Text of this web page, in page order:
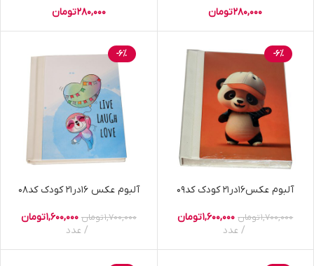
280,000تومان 280,000تومان
-6%
آلبوم عکس16در21 کودک کد09
1,700,000تومان 1,600,000تومان
عدد
-6%
آلبوم عکس 16در21 کودک کد08
1,700,000تومان 1,600,000تومان
عدد